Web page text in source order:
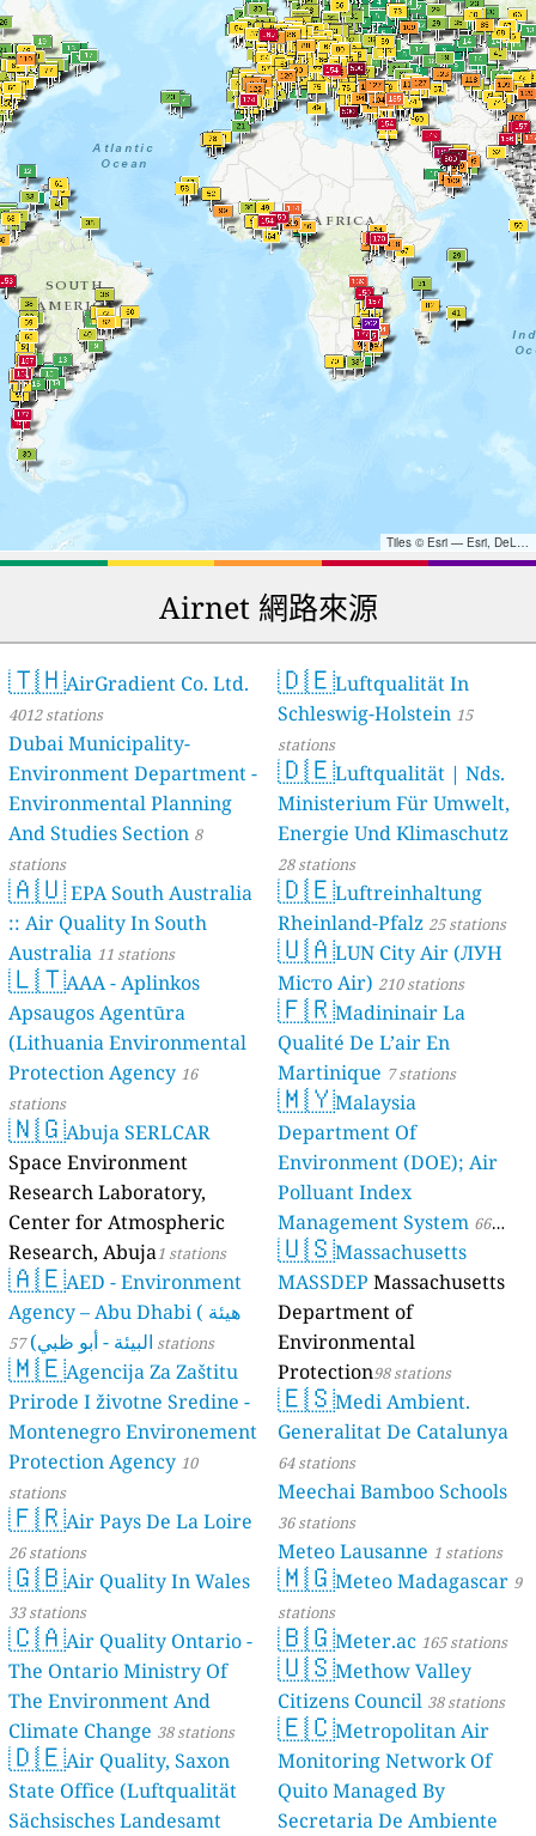
Tiles © Esri — Esri, DeLorme, NAVTEQ, TomTom, Intermap, iPC, USGS, FAO, NPS, NRCAN, GeoBase, Kadaster NL, Ordnance Survey, Esri Japan, METI, Esri China (Hong Kong), and the GIS User Community
Airnet 網路來源
🇹🇭AirGradient Co. Ltd.
4012 stations
Dubai Municipality-
Environment Department -
Environmental Planning
And Studies Section 8
stations
🇦🇺EPA South Australia
:: Air Quality In South
Australia 11 stations
🇱🇹AAA - Aplinkos
Apsaugos Agentūra
(Lithuania Environmental
Protection Agency 16
stations
🇳🇬Abuja SERLCAR
Space Environment
Research Laboratory,
Center for Atmospheric
Research, Abuja1 stations
🇦🇪AED - Environment
Agency – Abu Dhabi ( هيئة
البيئة - أبو ظبي) 57 stations
🇲🇪Agencija Za Zaštitu
Prirode I životne Sredine -
Montenegro Environement
Protection Agency 10
stations
🇫🇷Air Pays De La Loire
26 stations
🇬🇧Air Quality In Wales
33 stations
🇨🇦Air Quality Ontario -
The Ontario Ministry Of
The Environment And
Climate Change 38 stations
🇩🇪Air Quality, Saxon
State Office (Luftqualität
Sächsisches Landesamt
🇩🇪Luftqualität In
Schleswig-Holstein 15
stations
🇩🇪Luftqualität | Nds.
Ministerium Für Umwelt,
Energie Und Klimaschutz
28 stations
🇩🇪Luftreinhaltung
Rheinland-Pfalz 25 stations
🇺🇦LUN City Air (ЛУН
Місто Air) 210 stations
🇫🇷Madininair La
Qualité De L’air En
Martinique 7 stations
🇲🇾Malaysia
Department Of
Environment (DOE); Air
Polluant Index
Management System 66
stations
🇺🇸Massachusetts
MASSDEP Massachusetts
Department of
Environmental
Protection98 stations
🇪🇸Medi Ambient.
Generalitat De Catalunya
64 stations
Meechai Bamboo Schools
36 stations
Meteo Lausanne 1 stations
🇲🇬Meteo Madagascar 9
stations
🇧🇬Meter.ac 165 stations
🇺🇸Methow Valley
Citizens Council 38 stations
🇪🇨Metropolitan Air
Monitoring Network Of
Quito Managed By
Secretaria De Ambiente